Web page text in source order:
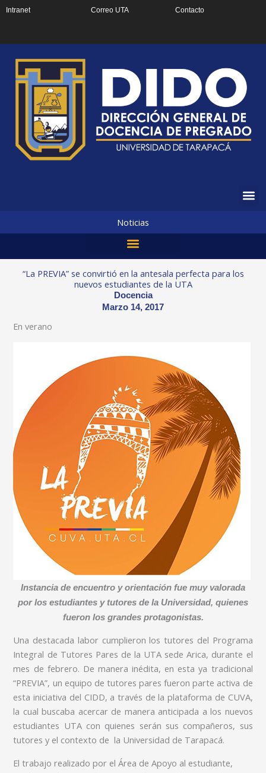
Intranet Correo UTA Contacto
Noticias
“La PREVIA” se convirtió en la antesala perfecta para los
nuevos estudiantes de la UTA
Docencia
Marzo 14, 2017
En verano
Instancia de encuentro y orientación fue muy valorada
por los estudiantes y tutores de la Universidad, quienes
fueron los grandes protagonistas.
Una destacada labor cumplieron los tutores del Programa
Integral de Tutores Pares de la UTA sede Arica, durante el
mes de febrero. De manera inédita, en esta ya tradicional
“PREVIA”, un equipo de tutores pares fueron parte activa de
esta iniciativa del CIDD, a través de la plataforma de CUVA,
la cual buscaba acercar de manera anticipada a los nuevos
estudiantes UTA con quienes serán sus compañeros, sus
tutores y el contexto de la Universidad de Tarapacá.
El trabajo realizado por el Área de Apoyo al estudiante,